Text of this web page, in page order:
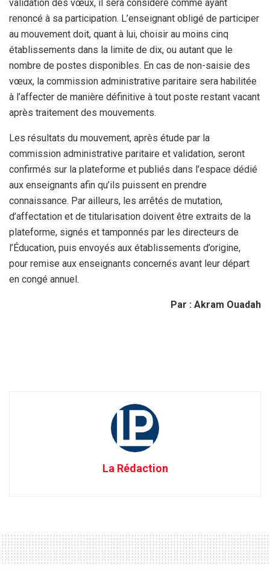
validation des vœux, il sera considéré comme ayant
renoncé à sa participation. L’enseignant obligé de participer
au mouvement doit, quant à lui, choisir au moins cinq
établissements dans la limite de dix, ou autant que le
nombre de postes disponibles. En cas de non-saisie des
vœux, la commission administrative paritaire sera habilitée
à l’affecter de manière définitive à tout poste restant vacant
après traitement des mouvements.
Les résultats du mouvement, après étude par la
commission administrative paritaire et validation, seront
confirmés sur la plateforme et publiés dans l’espace dédié
aux enseignants afin qu’ils puissent en prendre
connaissance. Par ailleurs, les arrêtés de mutation,
d’affectation et de titularisation doivent être extraits de la
plateforme, signés et tamponnés par les directeurs de
l’Éducation, puis envoyés aux établissements d’origine,
pour remise aux enseignants concernés avant leur départ
en congé annuel.
Par : Akram Ouadah
La Rédaction